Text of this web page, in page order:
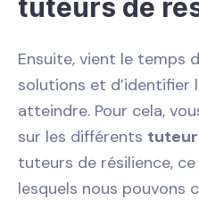
tuteurs de
Ensuite, vient le temps
solutions et d’identifier
atteindre. Pour cela,
sur les différents
tuteurs de résilience,
lesquels nous pouvons